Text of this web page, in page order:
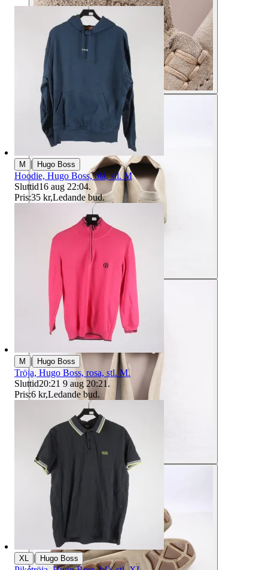
M | Hugo Boss
Hoodie, Hugo Boss, blå, stl. M
Sluttid16 aug 22:04.
Pris:35 kr,Ledande bud.
M | Hugo Boss
Tröja, Hugo Boss, rosa, stl. M.
Sluttid20:21 9 aug 20:21.
Pris:6 kr,Ledande bud.
XL | Hugo Boss